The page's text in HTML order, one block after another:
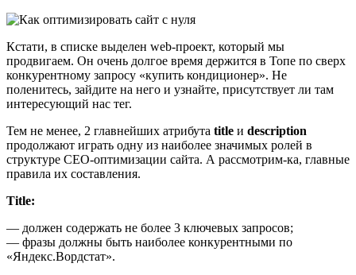
Кстати, в списке выделен web-проект, который мы
продвигаем. Он очень долгое время держится в Топе по сверх
конкурентному запросу «купить кондиционер». Не
поленитесь, зайдите на него и узнайте, присутствует ли там
интересующий нас тег.
Тем не менее, 2 главнейших атрибута title и description
продолжают играть одну из наиболее значимых ролей в
структуре СЕО-оптимизации сайта. А рассмотрим-ка, главные
правила их составления.
Title:
— должен содержать не более 3 ключевых запросов;
— фразы должны быть наиболее конкурентными по
«Яндекс.Вордстат».